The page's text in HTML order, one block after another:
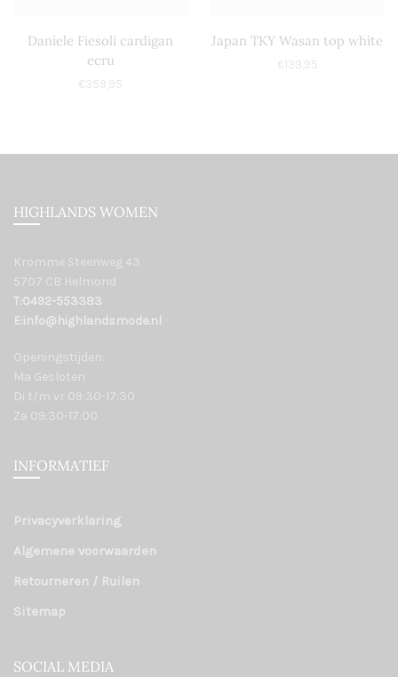
Daniele Fiesoli cardigan
ecru
€ 359,95
Japan TKY Wasan top white
€ 139,95
HIGHLANDS WOMEN
Kromme Steenweg 43
5707 CB Helmond
T:0492-553383
E:info@highlandsmode.nl
Openingstijden:
Ma Gesloten
Di t/m vr 09:30-17:30
Za 09:30-17:00
INFORMATIEF
Privacyverklaring
Algemene voorwaarden
Retourneren / Ruilen
Sitemap
SOCIAL MEDIA